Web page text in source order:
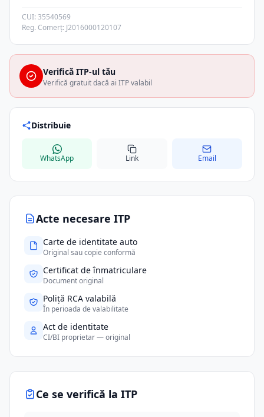
Acte necesare ITP
Carte de identitate auto
Original sau copie conformă
Certificat de înmatriculare
Document original
Poliță RCA valabilă
În perioada de valabilitate
Act de identitate
CI/BI proprietar — original
Ce se verifică la ITP
CUI: 35540569
Reg. Comerț: J2016000120107
Verifică ITP-ul tău
Verifică gratuit dacă ai ITP valabil
Distribuie
WhatsApp Link Email